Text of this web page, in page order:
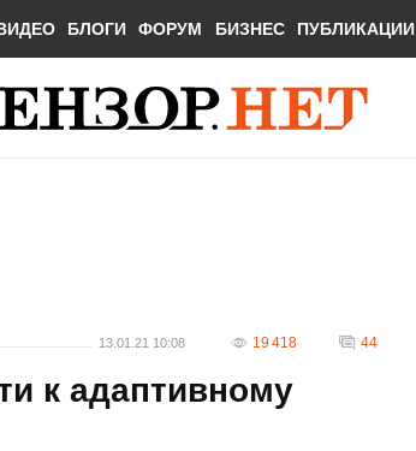
БЛОГИ ФОРУМ БИЗНЕС ПУБЛИКАЦИИ
13.01.21 10:08 19 418 44
к адаптивному